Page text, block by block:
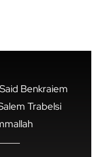
Benkraiem
Trabelsi